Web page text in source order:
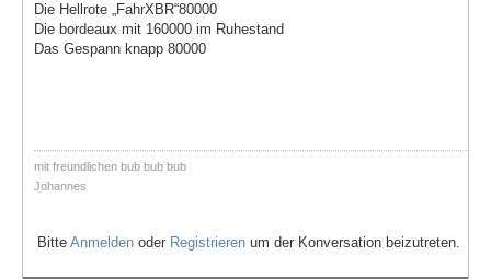
Die Hellrote „FahrXBR“80000
Die bordeaux mit 160000 im Ruhestand
Das Gespann knapp 80000
mit freundlichen bub bub bub
Johannes
Bitte Anmelden oder Registrieren um der Konversation beizutreten.